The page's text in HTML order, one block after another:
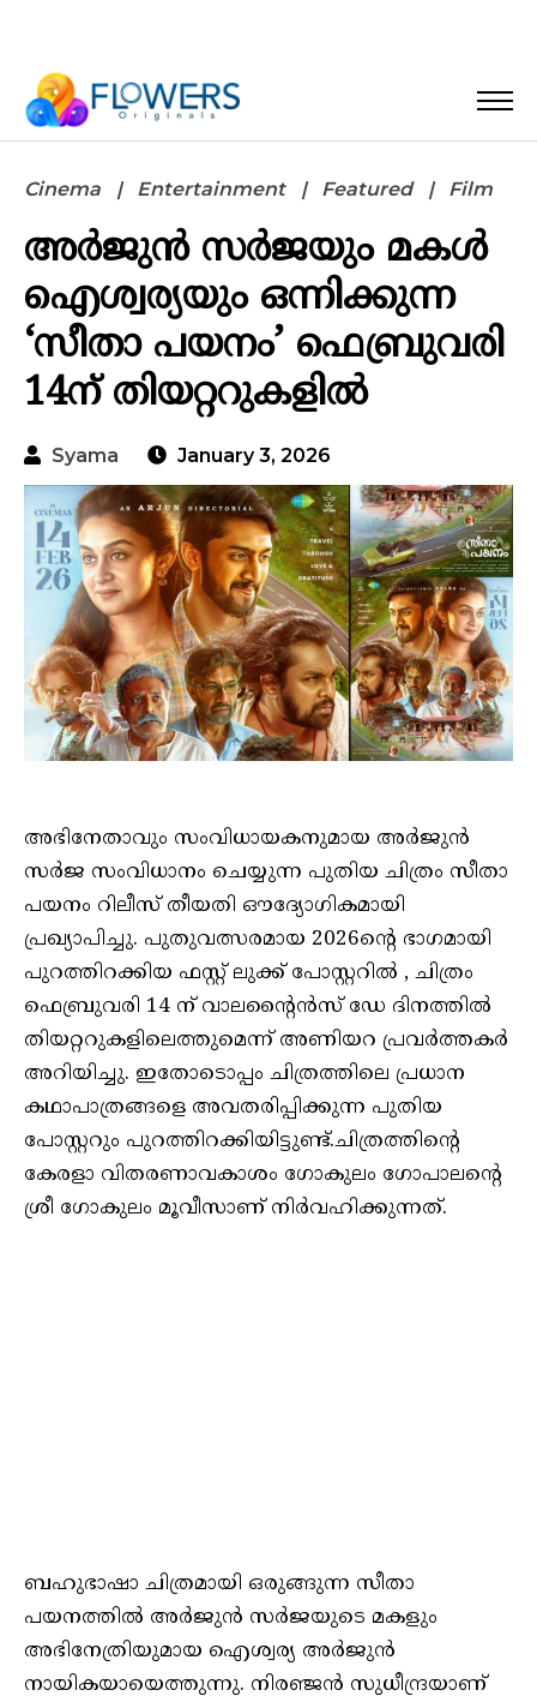
Cinema Entertainment Featured Film
അർജുൻ സർജയും മകൾ
ഐശ്വര്യയും ഒന്നിക്കുന്ന
‘സീതാ പയനം’ ഫെബ്രുവരി
14ന് തിയറ്ററുകളിൽ
Syama January 3, 2026
അഭിനേതാവും സംവിധായകനുമായ അർജുൻ
സർജ സംവിധാനം ചെയ്യുന്ന പുതിയ ചിത്രം സീതാ
പയനം റിലീസ് തീയതി ഔദ്യോഗികമായി
പ്രഖ്യാപിച്ചു. പുതുവത്സരമായ 2026ന്റെ ഭാഗമായി
പുറത്തിറക്കിയ ഫസ്റ്റ് ലുക്ക് പോസ്റ്ററിൽ , ചിത്രം
ഫെബ്രുവരി 14 ന് വാലന്റൈൻസ് ഡേ ദിനത്തിൽ
തിയറ്ററുകളിലെത്തുമെന്ന് അണിയറ പ്രവർത്തകർ
അറിയിച്ചു. ഇതോടൊപ്പം ചിത്രത്തിലെ പ്രധാന
കഥാപാത്രങ്ങളെ അവതരിപ്പിക്കുന്ന പുതിയ
പോസ്റ്ററും പുറത്തിറക്കിയിട്ടുണ്ട്.ചിത്രത്തിന്റെ
കേരളാ വിതരണാവകാശം‌ ഗോകുലം ഗോപാലന്റെ
ശ്രീ ഗോകുലം മൂവീസാണ് നിർവഹിക്കുന്നത്.
ബഹുഭാഷാ ചിത്രമായി ഒരുങ്ങുന്ന സീതാ
പയനത്തിൽ അർജുൻ സർജയുടെ മകളും
അഭിനേത്രിയുമായ ഐശ്വര്യ അർജുൻ
നായികയായെത്തുന്നു. നിരഞ്ജൻ സുധീന്ദ്രയാണ്